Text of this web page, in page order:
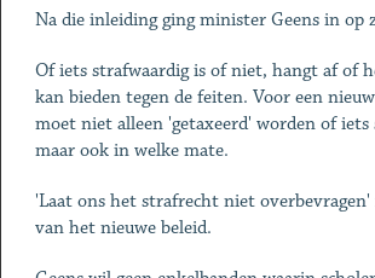
Na die inleiding ging minister Geens in op
Of iets strafwaardig is of niet, hangt af of
kan bieden tegen de feiten. Voor een
moet niet alleen 'getaxeerd' worden of iets
maar ook in welke mate.
'Laat ons het strafrecht niet
van het nieuwe beleid.